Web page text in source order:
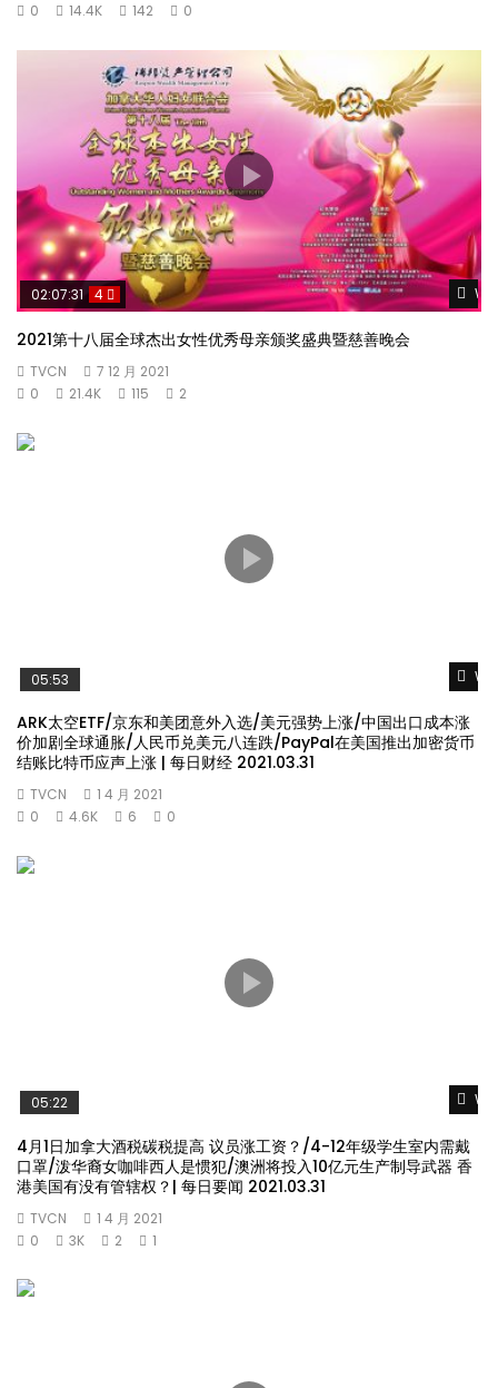
0
14.4K 142 0
02:07:31 4
2021第十八届全球杰出女性优秀母亲颁奖盛典暨慈善晚会
TVCN
7 12 月 2021
0
21.4K 115 2
05:53
ARK太空ETF/京东和美团意外入选/美元强势上涨/中国出口成本涨
价加剧全球通胀/人民币兑美元八连跌/PayPal在美国推出加密货币
结账比特币应声上涨 | 每日财经 2021.03.31
TVCN
1 4 月 2021
0
4.6K 6 0
05:22
4月1日加拿大酒税碳税提高 议员涨工资？/4-12年级学生室内需戴
口罩/泼华裔女咖啡西人是惯犯/澳洲将投入10亿元生产制导武器 香
港美国有没有管辖权？| 每日要闻 2021.03.31
TVCN
1 4 月 2021
0
3K 2 1